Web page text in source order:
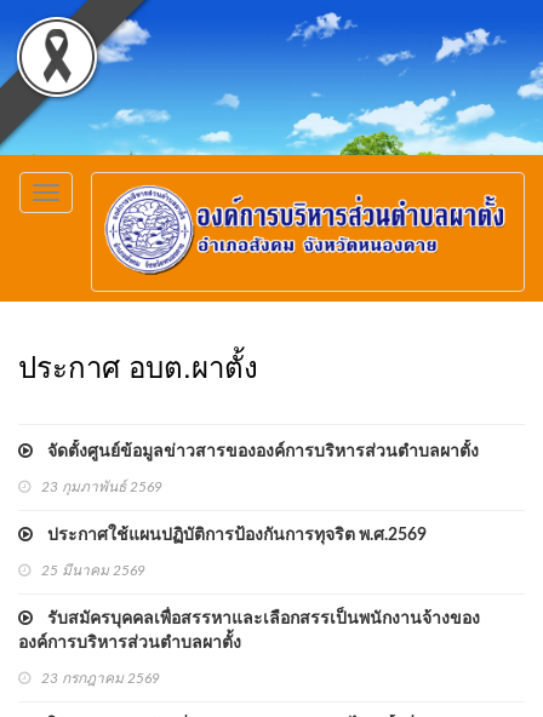
Toggle
navigation
ประกาศ อบต.ผาตั้ง
จัดตั้งศูนย์ข้อมูลข่าวสารขององค์การบริหารส่วนตำบลผาตั้ง
23 กุมภาพันธ์ 2569
ประกาศใช้แผนปฏิบัติการป้องกันการทุจริต พ.ศ.2569
25 มีนาคม 2569
รับสมัครบุคคลเพื่อสรรหาและเลือกสรรเป็นพนักงานจ้างของ
องค์การบริหารส่วนตำบลผาตั้ง
23 กรกฎาคม 2569